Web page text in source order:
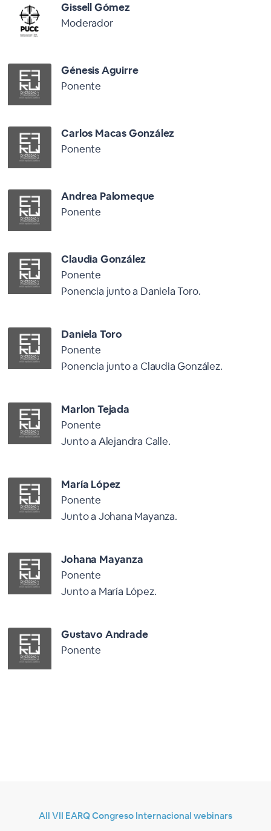
Gissell Gómez
Moderador
Génesis Aguirre
Ponente
Carlos Macas González
Ponente
Andrea Palomeque
Ponente
Claudia González
Ponente
Ponencia junto a Daniela Toro.
Daniela Toro
Ponente
Ponencia junto a Claudia González.
Marlon Tejada
Ponente
Junto a Alejandra Calle.
María López
Ponente
Junto a Johana Mayanza.
Johana Mayanza
Ponente
Junto a María López.
Gustavo Andrade
Ponente
All VII EARQ Congreso Internacional webinars